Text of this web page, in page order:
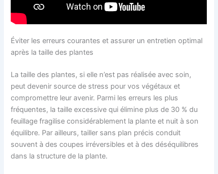
Éviter les erreurs courantes et assurer un entretien optimal
après la taille des plantes
La taille des plantes, si elle n’est pas réalisée avec soin,
peut devenir source de stress pour vos végétaux et
compromettre leur avenir. Parmi les erreurs les plus
fréquentes, la taille excessive qui élimine plus de 30 % du
feuillage fragilise considérablement la plante et nuit à son
équilibre. Par ailleurs, tailler sans plan précis conduit
souvent à des coupes irréversibles et à des déséquilibres
dans la structure de la plante.